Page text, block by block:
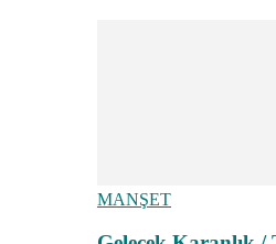
MANŞET